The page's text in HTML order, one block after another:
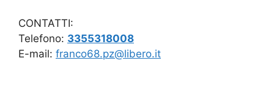
CONTATTI:
Telefono: 3355318008
E-mail: franco68.pz@libero.it